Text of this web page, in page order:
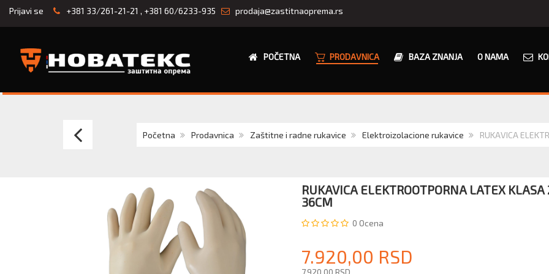
Prijavi se +381 33/261-21-21 , +381 60/6233-935 prodaja@zastitnaoprema.rs
POČETNA PRODAVNICA BAZA ZNANJA O NAMA
Početna Prodavnica Zaštitne i radne rukavice Elektroizolacione rukavice RUKAVICA
RUKAVICA
FLASH
KOMPOZITNA
RUKAVICA ELEKTROOTPORNA LATEX KLASA
36CM
0 Ocena
7.920,00 RSD
7.920,00 RSD